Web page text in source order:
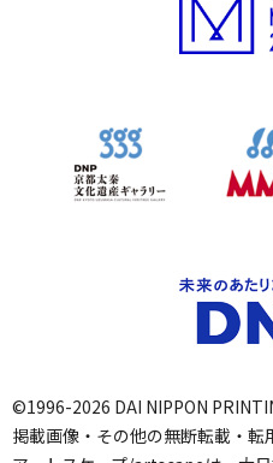
©1996-2026 DAI NIPPON
掲載画像・その他の無断転載・転